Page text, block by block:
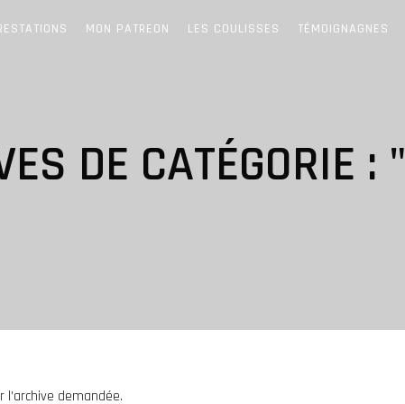
MON PATREON LES COULISSES TÉMOIGNAGNES
DE CATÉGORIE : "
demandée.